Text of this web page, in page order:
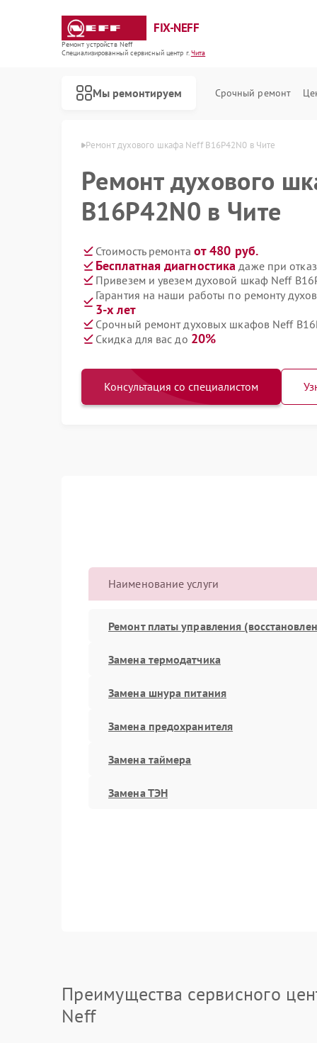
FIX-NEFF
Ремонт устройств Neff
Специализированный cервисный центр г.Чита
Мы ремонтируем Срочный ремонт
Neff в Чите Ремонт духового шкафа Neff B16P42N0 в Чите
Ремонт духового
B16P42N0 в Чите
Стоимость ремонта от 480 руб.
Бесплатная диагностика даже при
Привезем и увезем духовой шкаф Neff
Гарантия на наши работы по ремонту
3-х лет
Срочный ремонт духовых шкафов Neff
Скидка для вас до 20%
Консультация со специалистом
Наименование услуги
Ремонт платы управления
Замена термодатчика
Замена шнура питания
Замена предохранителя
Замена таймера
Замена ТЭН
Преимущества сервисного
Neff